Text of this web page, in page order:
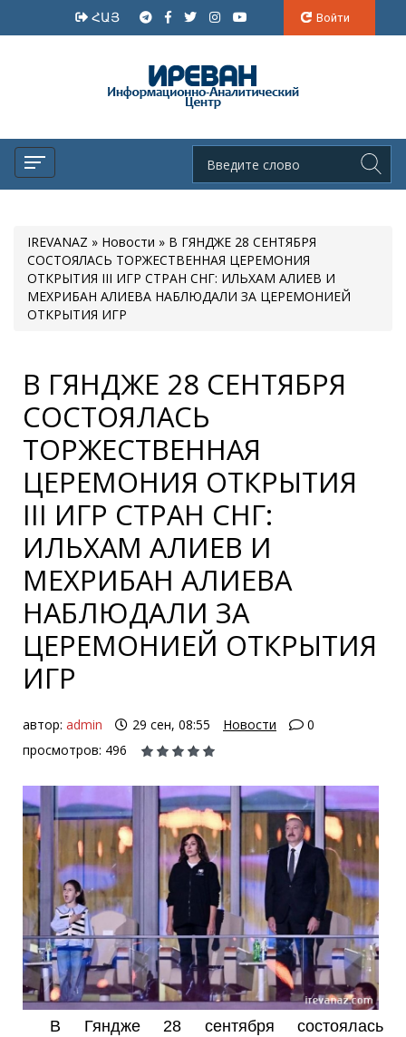
ՀԱՅ Войти
IREVANAZ » Новости » В ГЯНДЖЕ 28 СЕНТЯБРЯ
СОСТОЯЛАСЬ ТОРЖЕСТВЕННАЯ ЦЕРЕМОНИЯ
ОТКРЫТИЯ III ИГР СТРАН СНГ: ИЛЬХАМ АЛИЕВ И
МЕХРИБАН АЛИЕВА НАБЛЮДАЛИ ЗА ЦЕРЕМОНИЕЙ
ОТКРЫТИЯ ИГР
В ГЯНДЖЕ 28 СЕНТЯБРЯ
СОСТОЯЛАСЬ
ТОРЖЕСТВЕННАЯ
ЦЕРЕМОНИЯ ОТКРЫТИЯ
III ИГР СТРАН СНГ:
ИЛЬХАМ АЛИЕВ И
МЕХРИБАН АЛИЕВА
НАБЛЮДАЛИ ЗА
ЦЕРЕМОНИЕЙ ОТКРЫТИЯ
ИГР
автор: admin 29 сен, 08:55 Новости
0
просмотров: 496
В Гяндже 28 сентября состоялась